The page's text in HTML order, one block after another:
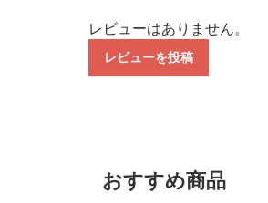
レビューはありません。
レビューを投稿
おすすめ商品